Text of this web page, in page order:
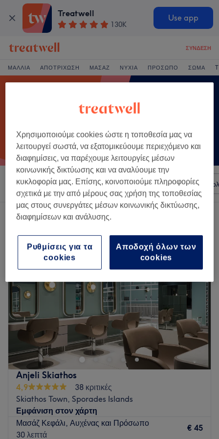
Treatwell
130K
Use app
ΣΎΝΔΕΣΗ
ΜΑΛΛΙΆ ΑΠΟΤΡΊΧΩΣΗ ΜΑΣΆΖ ΝΎΧΙΑ ΠΡΌΣΩΠΟ ΣΏΜΑ
Ταξινόμηση κατά Σαλόνια Άμεσες Προσφορές
Ένα κατάστημα που προσφέρει:
μασάζ κεφαλής σε Skiathos, Sporades Islands
Anjeli Skiathos
4,9
38 κριτικές
Skiathos Town, Sporades Islands
Εμφάνιση στον χάρτη
Μασάζ Κεφάλι, Αυχένας και Πρόσωπο
30 λεπτά
€ 45
Χρησιμοποιούμε cookies ώστε η τοποθεσία μας να
λειτουργεί σωστά, να εξατομικεύουμε περιεχόμενο και
διαφημίσεις, να παρέχουμε λειτουργίες μέσων
κοινωνικής δικτύωσης και να αναλύουμε την
κυκλοφορία μας. Επίσης, κοινοποιούμε πληροφορίες
σχετικά με την από μέρους σας χρήση της τοποθεσίας
μας στους συνεργάτες μέσων κοινωνικής δικτύωσης,
διαφημίσεων και ανάλυσης.
Αποδοχή όλων των
cookies
Ρυθμίσεις για τα
cookies